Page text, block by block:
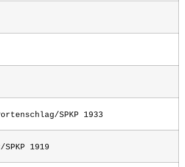
SPKP 1933
SPKP 1919